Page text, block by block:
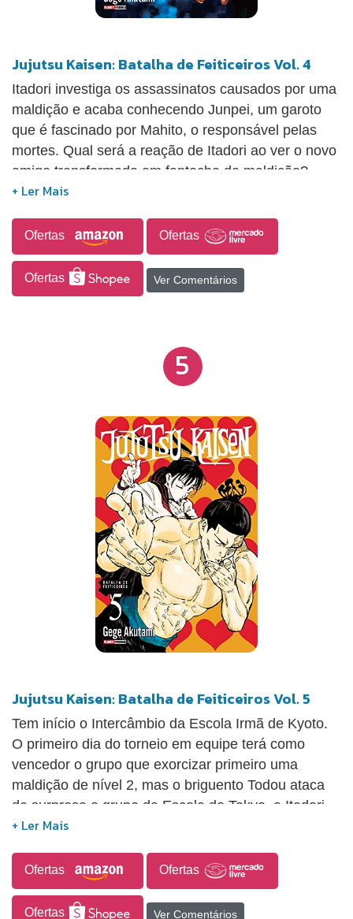
Jujutsu Kaisen: Batalha de Feiticeiros Vol. 4
Itadori investiga os assassinatos causados por uma
maldição e acaba conhecendo Junpei, um garoto
que é fascinado por Mahito, o responsável pelas
mortes. Qual será a reação de Itadori ao ver o novo
amigo transformado em fantoche da maldição?
Ofertas Ofertas
Ofertas Ver Comentários
5
Jujutsu Kaisen: Batalha de Feiticeiros Vol. 5
Tem início o Intercâmbio da Escola Irmã de Kyoto.
O primeiro dia do torneio em equipe terá como
vencedor o grupo que exorcizar primeiro uma
maldição de nível 2, mas o briguento Todou ataca
de surpresa o grupo da Escola de Tokyo, e Itadori
recebe a tarefa de enfrentá-lo. O que ele não
Kyoto apareceria para se juntar ao confronto!!
Ofertas Ofertas
Ofertas Ver Comentários